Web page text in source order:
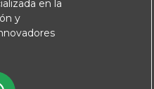
en la
y